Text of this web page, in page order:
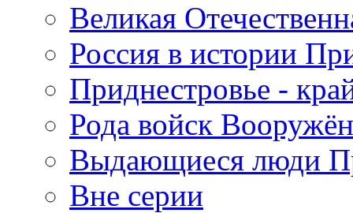
Великая
Россия в истории
Приднестровье -
Рода войск
Выдающиеся люди
Вне серии